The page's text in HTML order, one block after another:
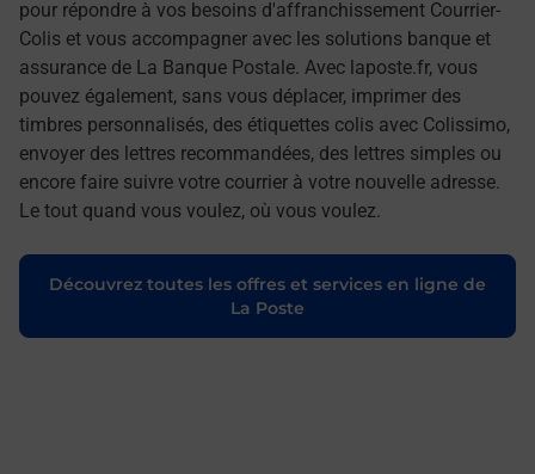
pour répondre à vos besoins d'affranchissement Courrier-
Colis et vous accompagner avec les solutions banque et
assurance de La Banque Postale. Avec laposte.fr, vous
pouvez également, sans vous déplacer, imprimer des
timbres personnalisés, des étiquettes colis avec Colissimo,
envoyer des lettres recommandées, des lettres simples ou
encore faire suivre votre courrier à votre nouvelle adresse.
Le tout quand vous voulez, où vous voulez.
Découvrez toutes les offres et services en ligne de
La Poste